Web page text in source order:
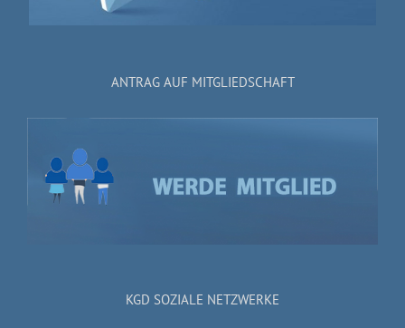
ANTRAG AUF MITGLIEDSCHAFT
KGD SOZIALE NETZWERKE